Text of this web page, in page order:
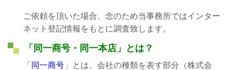
ご依頼を頂いた場合、念のため当事務所ではインター
ネット登記情報をもとに調査致します。
「同一商号・同一本店」とは？
「 同一商号 」とは、会社の種類を表す部分（株式会